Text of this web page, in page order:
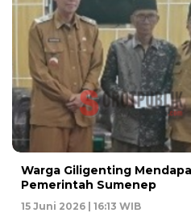
Warga Giligenting
Pemerintah Sumenep
15 Juni 2026 | 16:13 WIB